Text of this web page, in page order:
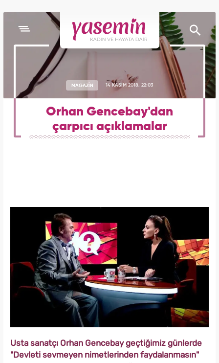
MAGAZİN 14 KASIM 2018, 22:03
Orhan Gencebay'dan
çarpıcı açıklamalar
Usta sanatçı Orhan Gencebay geçtiğimiz günlerde
"Devleti sevmeyen nimetlerinden faydalanmasın"